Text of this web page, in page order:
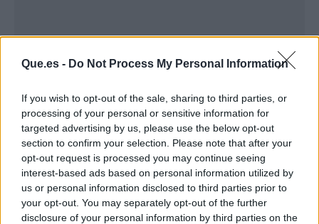
Que.es - Do Not Process My Personal Information
If you wish to opt-out of the sale, sharing to third parties, or
processing of your personal or sensitive information for
targeted advertising by us, please use the below opt-out
section to confirm your selection. Please note that after your
opt-out request is processed you may continue seeing
interest-based ads based on personal information utilized by
us or personal information disclosed to third parties prior to
your opt-out. You may separately opt-out of the further
disclosure of your personal information by third parties on the
Publicidad